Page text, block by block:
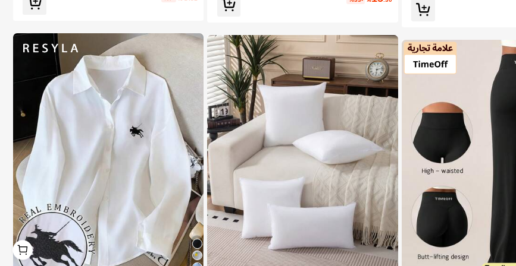
يه في عطلة نهاية الأسبوع، قاعدة بيضاء نقية + نمط تطريز متأ
رجح ديناميكي، حافة مرنة عالية بخطوط سوداء مزدوجة كلاسي
1
1